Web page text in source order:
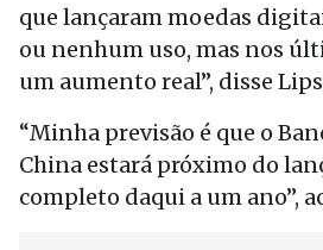
que lançaram moedas
ou nenhum uso, mas nos
um aumento real”, disse
“Minha previsão é que o
China estará próximo do
completo daqui a um ano”,